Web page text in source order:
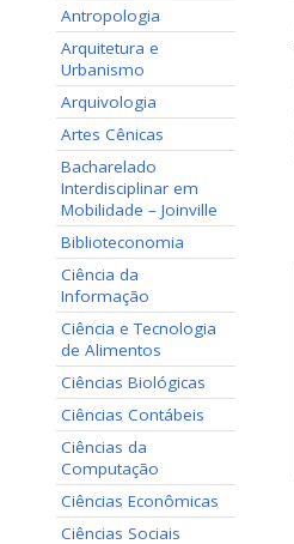
Antropologia
Arquitetura e
Urbanismo
Arquivologia
Artes Cênicas
Bacharelado
Interdisciplinar em
Mobilidade – Joinville
Biblioteconomia
Ciência da
Informação
Ciência e Tecnologia
de Alimentos
Ciências Biológicas
Ciências Contábeis
Ciências da
Computação
Ciências Econômicas
Ciências Sociais